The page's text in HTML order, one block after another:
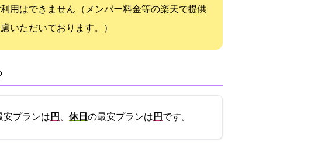
用はできません （メンバー料金等の楽天GORAで提供
いただいております。）
安プランは 3500円 、 休日 の最安プランは 6000円 です。